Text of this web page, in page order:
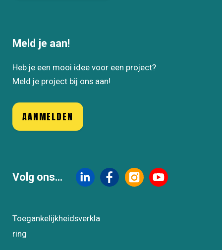
Meld je aan!
Heb je een mooi idee voor een project?
Meld je project bij ons aan!
AANMELDEN
Volg ons...
Toegankelijkheidsverkla
ring